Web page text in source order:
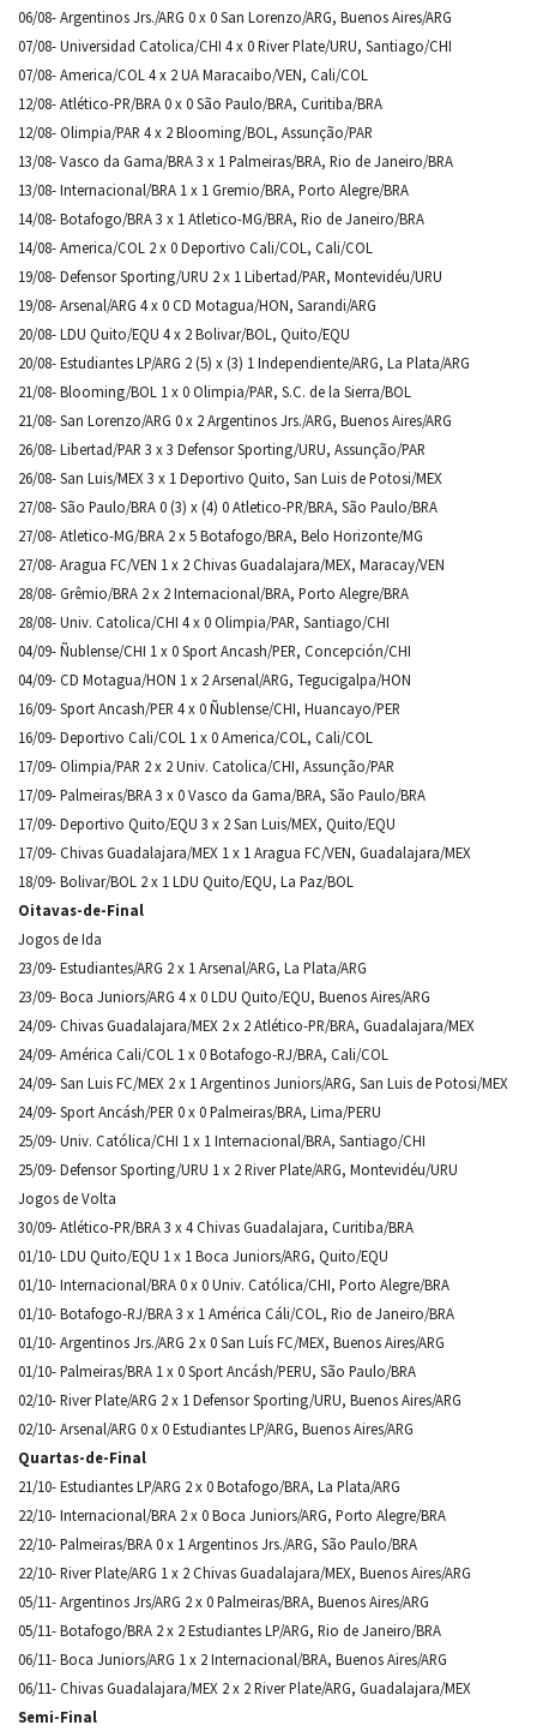
06/08- Argentinos Jrs./ARG 0 x 0 San Lorenzo/ARG, Buenos Aires/ARG
07/08- Universidad Catolica/CHI 4 x 0 River Plate/URU, Santiago/CHI
07/08- America/COL 4 x 2 UA Maracaibo/VEN, Cali/COL
12/08- Atlético-PR/BRA 0 x 0 São Paulo/BRA, Curitiba/BRA
12/08- Olimpia/PAR 4 x 2 Blooming/BOL, Assunção/PAR
13/08- Vasco da Gama/BRA 3 x 1 Palmeiras/BRA, Rio de Janeiro/BRA
13/08- Internacional/BRA 1 x 1 Gremio/BRA, Porto Alegre/BRA
14/08- Botafogo/BRA 3 x 1 Atletico-MG/BRA, Rio de Janeiro/BRA
14/08- America/COL 2 x 0 Deportivo Cali/COL, Cali/COL
19/08- Defensor Sporting/URU 2 x 1 Libertad/PAR, Montevidéu/URU
19/08- Arsenal/ARG 4 x 0 CD Motagua/HON, Sarandi/ARG
20/08- LDU Quito/EQU 4 x 2 Bolivar/BOL, Quito/EQU
20/08- Estudiantes LP/ARG 2 (5) x (3) 1 Independiente/ARG, La Plata/ARG
21/08- Blooming/BOL 1 x 0 Olimpia/PAR, S.C. de la Sierra/BOL
21/08- San Lorenzo/ARG 0 x 2 Argentinos Jrs./ARG, Buenos Aires/ARG
26/08- Libertad/PAR 3 x 3 Defensor Sporting/URU, Assunção/PAR
26/08- San Luis/MEX 3 x 1 Deportivo Quito, San Luis de Potosi/MEX
27/08- São Paulo/BRA 0 (3) x (4) 0 Atletico-PR/BRA, São Paulo/BRA
27/08- Atletico-MG/BRA 2 x 5 Botafogo/BRA, Belo Horizonte/MG
27/08- Aragua FC/VEN 1 x 2 Chivas Guadalajara/MEX, Maracay/VEN
28/08- Grêmio/BRA 2 x 2 Internacional/BRA, Porto Alegre/BRA
28/08- Univ. Catolica/CHI 4 x 0 Olimpia/PAR, Santiago/CHI
04/09- Ñublense/CHI 1 x 0 Sport Ancash/PER, Concepción/CHI
04/09- CD Motagua/HON 1 x 2 Arsenal/ARG, Tegucigalpa/HON
16/09- Sport Ancash/PER 4 x 0 Ñublense/CHI, Huancayo/PER
16/09- Deportivo Cali/COL 1 x 0 America/COL, Cali/COL
17/09- Olimpia/PAR 2 x 2 Univ. Catolica/CHI, Assunção/PAR
17/09- Palmeiras/BRA 3 x 0 Vasco da Gama/BRA, São Paulo/BRA
17/09- Deportivo Quito/EQU 3 x 2 San Luis/MEX, Quito/EQU
17/09- Chivas Guadalajara/MEX 1 x 1 Aragua FC/VEN, Guadalajara/MEX
18/09- Bolivar/BOL 2 x 1 LDU Quito/EQU, La Paz/BOL
Oitavas-de-Final
Jogos de Ida
23/09- Estudiantes/ARG 2 x 1 Arsenal/ARG, La Plata/ARG
23/09- Boca Juniors/ARG 4 x 0 LDU Quito/EQU, Buenos Aires/ARG
24/09- Chivas Guadalajara/MEX 2 x 2 Atlético-PR/BRA, Guadalajara/MEX
24/09- América Cali/COL 1 x 0 Botafogo-RJ/BRA, Cali/COL
24/09- San Luis FC/MEX 2 x 1 Argentinos Juniors/ARG, San Luis de Potosi/MEX
24/09- Sport Ancásh/PER 0 x 0 Palmeiras/BRA, Lima/PERU
25/09- Univ. Católica/CHI 1 x 1 Internacional/BRA, Santiago/CHI
25/09- Defensor Sporting/URU 1 x 2 River Plate/ARG, Montevidéu/URU
Jogos de Volta
30/09- Atlético-PR/BRA 3 x 4 Chivas Guadalajara, Curitiba/BRA
01/10- LDU Quito/EQU 1 x 1 Boca Juniors/ARG, Quito/EQU
01/10- Internacional/BRA 0 x 0 Univ. Católica/CHI, Porto Alegre/BRA
01/10- Botafogo-RJ/BRA 3 x 1 América Cáli/COL, Rio de Janeiro/BRA
01/10- Argentinos Jrs./ARG 2 x 0 San Luís FC/MEX, Buenos Aires/ARG
01/10- Palmeiras/BRA 1 x 0 Sport Ancásh/PERU, São Paulo/BRA
02/10- River Plate/ARG 2 x 1 Defensor Sporting/URU, Buenos Aires/ARG
02/10- Arsenal/ARG 0 x 0 Estudiantes LP/ARG, Buenos Aires/ARG
Quartas-de-Final
21/10- Estudiantes LP/ARG 2 x 0 Botafogo/BRA, La Plata/ARG
22/10- Internacional/BRA 2 x 0 Boca Juniors/ARG, Porto Alegre/BRA
22/10- Palmeiras/BRA 0 x 1 Argentinos Jrs./ARG, São Paulo/BRA
22/10- River Plate/ARG 1 x 2 Chivas Guadalajara/MEX, Buenos Aires/ARG
05/11- Argentinos Jrs/ARG 2 x 0 Palmeiras/BRA, Buenos Aires/ARG
05/11- Botafogo/BRA 2 x 2 Estudiantes LP/ARG, Rio de Janeiro/BRA
06/11- Boca Juniors/ARG 1 x 2 Internacional/BRA, Buenos Aires/ARG
06/11- Chivas Guadalajara/MEX 2 x 2 River Plate/ARG, Guadalajara/MEX
Semi-Final